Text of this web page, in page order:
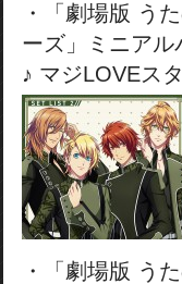
・「劇場版 う
ーズ」ミニア
♪ マジLOVEス
・「劇場版 う